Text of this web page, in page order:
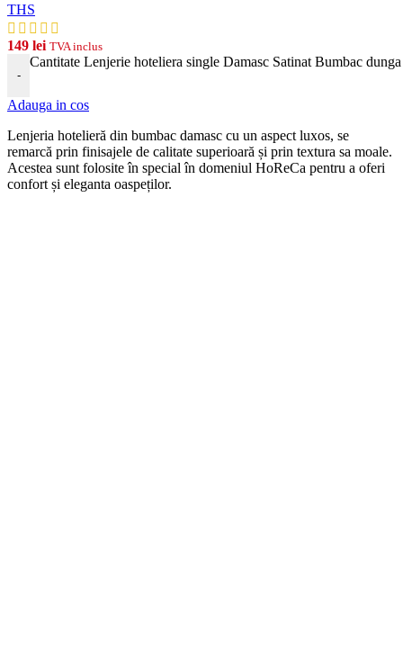
THS
149 lei TVA inclus
-
Cantitate Lenjerie hoteliera single Damasc Satinat Bumbac
Adauga in cos
Lenjeria hotelieră din bumbac damasc cu un aspect luxos, se
remarcă prin finisajele de calitate superioară și prin textura sa moale.
Acestea sunt folosite în special în domeniul HoReCa pentru a oferi
confort și eleganta oaspeților.